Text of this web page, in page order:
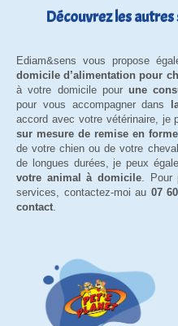
Découvrez les
Ediam&sens vous propose
domicile d’alimentation pour
à votre domicile pour une
pour vous accompagner dans
accord avec votre vétérinaire, je
sur mesure de remise en
de votre chien ou de votre
de longues durées, je peux
votre animal à domicile. Pour
services, contactez-moi au 07
contact.